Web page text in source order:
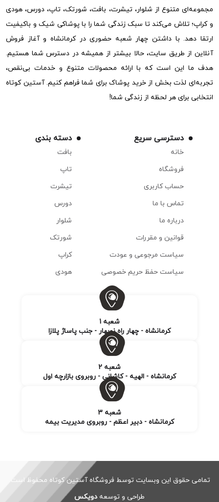
مجموعه‌ای متنوع از شلوار، تیشرت، بافت، شورتک، تاپ، دورس، هودی
و کراپ؛ تلاش می‌کند تا سبک زندگی شما را با پوشاکی شیک و باکیفیت
ارتقا دهد. با داشتن چهار شعبه حضوری در کرمانشاه و آغاز فروش
آنلاین از طریق سایت، حالا بیشتر از همیشه در دسترس شما هستیم.
هدف ما این است که با ارائه محصولات متنوع و خدمات بی‌نقص،
تجربه‌ای لذت بخش از خرید پوشاک برای شما فراهم کنیم. آستین کوتاه
انتخابی برای هر لحظه از زندگی شما!
دسترسی سریع
خانه
فروشگاه
حساب کاربری
تماس با ما
درباره ما
قوانین و مقررات
سیاست مرجوعی و عودت
سیاست حفظ حریم خصوصی
دسته بندی
بافت
تاپ
تیشرت
دورس
شلوار
شورتک
کراپ
هودی
شعبه 1
کرمانشاه - چهار راه نوبهار - جنب پاساژ پلازا
شعبه 2
کرمانشاه - الهیه - کاشانی - روبروی بازارچه اول
شعبه 3
کرمانشاه - دبیر اعظم - روبروی مدیریت بیمه
تمامی حقوق این وبسایت توسط فروشگاه آستین کوتاه محفوظ است.
طراحی و توسعه دویکس